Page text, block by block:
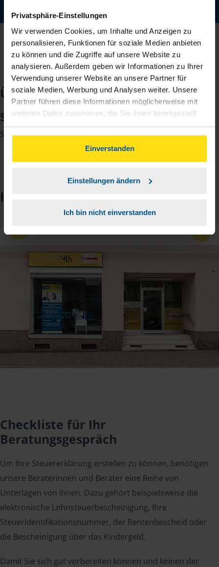
Privatsphäre-Einstellungen
Wir verwenden Cookies, um Inhalte und Anzeigen zu
personalisieren, Funktionen für soziale Medien anbieten
zu können und die Zugriffe auf unsere Website zu
analysieren. Außerdem geben wir Informationen zu Ihrer
Verwendung unserer Website an unsere Partner für
soziale Medien, Werbung und Analysen weiter. Unsere
Partner führen diese Informationen möglicherweise mit
weiteren Daten zusammen, die Sie ihnen bereitgestellt
haben oder die sie im Rahmen Ihrer Nutzung der Dienste
gesammelt haben. Indem Sie auf Einverstanden klicken,
können Sie der Verwendung von Cookies, gemäß
unserer➔ Datenschutzrichtliniezustimmen.
Einverstanden
Einstellungen ändern
Ich bin nicht einverstanden
Über mich
Svenja Jost
Sachbearbeiterin
Impressionen
Checkliste für Ihr
Beratungsgespräch
Um Ihre Steuererklärung erstellen zu können, benötigen
unsere Beraterinnen und Berater eine Reihe von
Unterlagen von Ihnen. Dazu gehört beispielsweise die
elektronische Lohnsteuerbescheinigung, Ihre
Steueridentifikationsnummer, der Rentenbescheid oder
die Bescheinigung über das Kindergeld.
Damit Sie sich gut vorbereiten können und keinen der